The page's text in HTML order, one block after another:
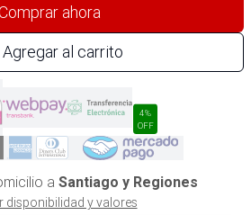
ahora
Agregar al carrito
4%
OFF
a Santiago y Regiones
disponibilidad y valores